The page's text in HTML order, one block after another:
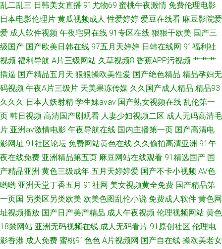
观看 91尤物在线探花 91夜色成人链接 97人妻影院 97资源美女总站 丁香婷
婷综合激情
乱二乱三 日韩美女直播 91尤物69 蜜桃午夜激情 免费伦理电影
日本电影伦理片 黄瓜视频成人 性爱婷婷 爱豆在线看 麻豆影院爱
爱 成人软件视频 午夜宅男在线 91专区在线 狠狠干欧美 国产三
级国产 国产欧美日韩在线 97五月天婷婷 日韩在线网 91福利社
视频 福利导航 A片三级网站 久草视频8 香蕉APP污视频 艹艹艹
插逼 国产精品五月天 狠狠操欧美性爱 国产绝色精品 精品孕妇无
码视频 午夜A片三级片 天美果冻传媒 久久国产成人精品 精品93
久久久 日本人妖射精 学生妹avav 国产熟女视频在线 乱伦第一
页 韩日视频 高清国产剧观看 人妻少妇视频二区 成人无码高清毛
片 亚洲av激情电影 午夜导航在线 国内主播第一页 国产高清电
影网址 91社区论坛 免费网站黄色在线 久久偷拍高清亚洲 91午
夜在线免费 亚洲精品第五页 麻豆网站在线观看 91精选国产 国
产精品亚洲 黄色三级成年 五月天婷婷爱 国产不卡小视频 AV色
哟哟 亚洲天堂丁香五月 91社网 美女视频黄全免费 国产精品第
一页国 另类区另类欧美 欧美色图乱伦小说 免费成人软件 黄色网
址视频播放 国产日产美产精品 成人午夜视频 伦理视频网站 黄色
18禁网站 亚洲无码视频在线 成人无码看片 91原创社区 伦理电
影香港 成人免费 蜜桃91色色 A片视频网 国产自在线 操欧美老女